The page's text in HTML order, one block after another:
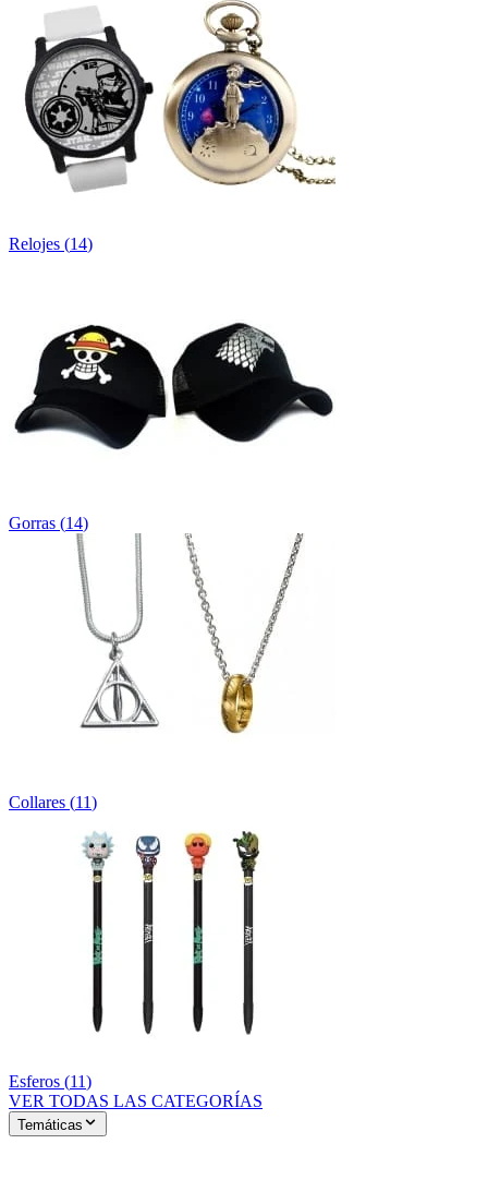
Relojes (14)
Gorras (14)
Collares (11)
Esferos (11)
VER TODAS LAS CATEGORÍAS
Temáticas